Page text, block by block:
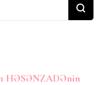
HƏSƏNZADƏnin